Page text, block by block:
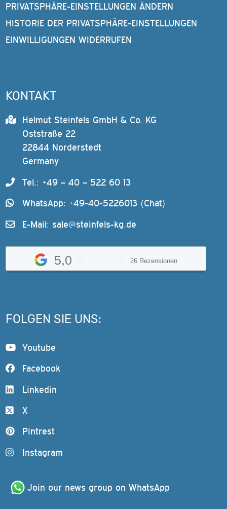
PRIVATSPHÄRE-EINSTELLUNGEN ÄNDERN
HISTORIE DER PRIVATSPHÄRE-EINSTELLUNGEN
EINWILLIGUNGEN WIDERRUFEN
KONTAKT
Helmut Steinfels GmbH & Co. KG
Oststraße 22
22844 Norderstedt
Germany
Tel.: +49 – 40 – 522 60 13
WhatsApp: +49-40-5226013 (Chat)
E-Mail: sale@steinfels-kg.de
5,0 26 Rezensionen
FOLGEN SIE UNS:
Youtube
Facebook
Linkedin
X
Pintrest
Instagram
Join our news group on WhatsApp